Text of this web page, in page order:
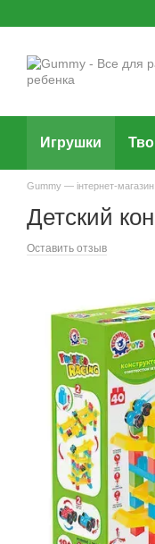
Игрушки
Gummy — інтернет-магазин
Детский
Оставить отзыв